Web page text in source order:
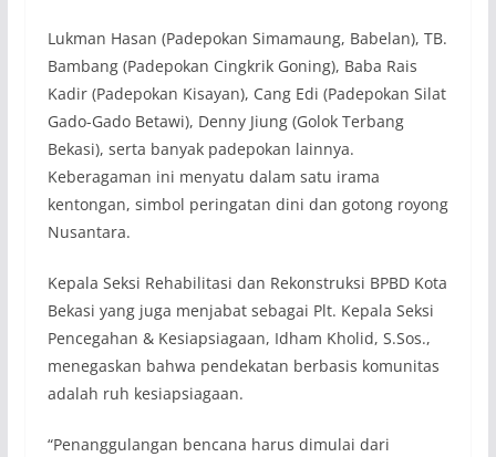
Lukman Hasan (Padepokan Simamaung, Babelan), TB.
Bambang (Padepokan Cingkrik Goning), Baba Rais
Kadir (Padepokan Kisayan), Cang Edi (Padepokan Silat
Gado-Gado Betawi), Denny Jiung (Golok Terbang
Bekasi), serta banyak padepokan lainnya.
Keberagaman ini menyatu dalam satu irama
kentongan, simbol peringatan dini dan gotong royong
Nusantara.
Kepala Seksi Rehabilitasi dan Rekonstruksi BPBD Kota
Bekasi yang juga menjabat sebagai Plt. Kepala Seksi
Pencegahan & Kesiapsiagaan, Idham Kholid, S.Sos.,
menegaskan bahwa pendekatan berbasis komunitas
adalah ruh kesiapsiagaan.
“Penanggulangan bencana harus dimulai dari